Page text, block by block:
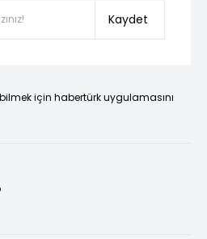
Kaydet
için habertürk uygulamasını